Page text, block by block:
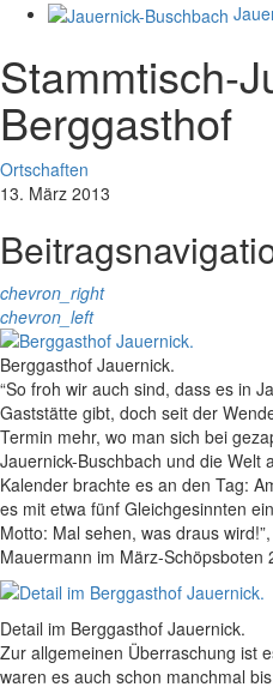
Stammtisch-
Berggasthof
Ortschaften
13. März 2013
chevron_right
chevron_left
Berggasthof Jauernick.
“So froh wir auch sind, dass es in
Gaststätte gibt, doch seit der
Termin mehr, wo man sich bei
Jauernick-Buschbach und die Welt
Kalender brachte es an den Tag:
es mit etwa fünf Gleichgesinnten
Motto: Mal sehen, was draus
Mauermann im März-Schöpsboten
Detail im Berggasthof Jauernick.
Zur allgemeinen Überraschung ist
waren es auch schon manchmal